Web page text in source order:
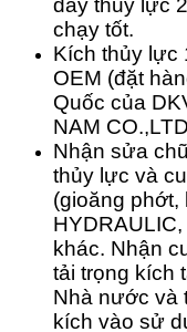
dây thủy lực
chạy tốt.
Kích thủy lực
OEM (đặt
Quốc của
NAM
Nhận sửa
thủy lực và
(gioăng phớt,
khác. Nhận
tải trọng kích
Nhà nước và
kích vào sử